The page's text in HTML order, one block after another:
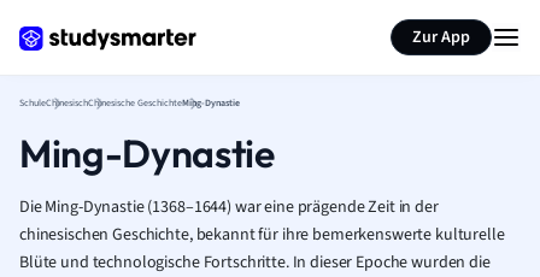
Zur App
SchuleChinesischChinesische GeschichteMing-Dynastie
Ming-Dynastie
Die Ming-Dynastie (1368–1644) war eine prägende Zeit in der
chinesischen Geschichte, bekannt für ihre bemerkenswerte kulturelle
Blüte und technologische Fortschritte. In dieser Epoche wurden die
Seite zusammenfassen